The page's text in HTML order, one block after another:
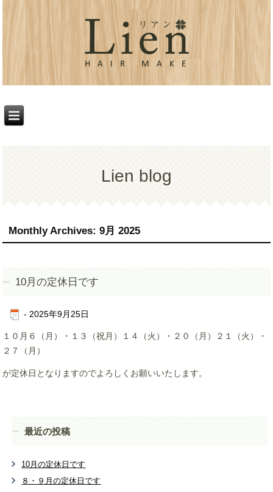
Lien blog
Monthly Archives:9月 2025
10月の定休日です
- 2025年9月25日
１０月６（月）・１３（祝月）１４（火）・２０（月）２１（火）・
２７（月）
が定休日となりますのでよろしくお願いいたします。
最近の投稿
10月の定休日です
８・９月の定休日です